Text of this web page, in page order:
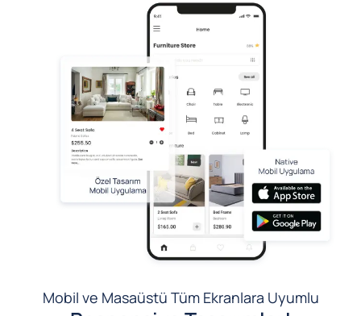
Mobil ve Masaüstü Tüm Ekranlara Uyumlu